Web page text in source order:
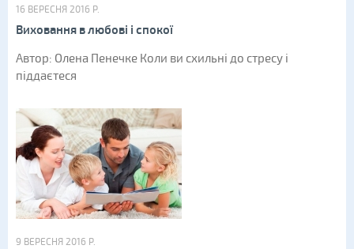
16 ВЕРЕСНЯ 2016 Р.
Виховання в любові і спокої
Автор: Олена Пенечке Коли ви схильні до стресу і
піддаєтеся
9 ВЕРЕСНЯ 2016 Р.